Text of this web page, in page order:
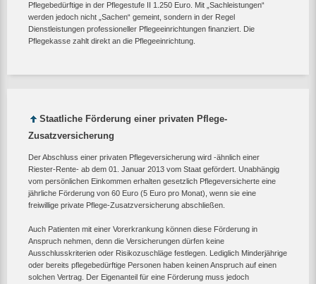
Pflegebedürftige in der Pflegestufe II 1.250 Euro. Mit „Sachleistungen“
werden jedoch nicht „Sachen“ gemeint, sondern in der Regel
Dienstleistungen professioneller Pflegeeinrichtungen finanziert. Die
Pflegekasse zahlt direkt an die Pflegeeinrichtung.
Staatliche Förderung einer privaten Pflege-
Zusatzversicherung
Der Abschluss einer privaten Pflegeversicherung wird -ähnlich einer
Riester-Rente- ab dem 01. Januar 2013 vom Staat gefördert. Unabhängig
vom persönlichen Einkommen erhalten gesetzlich Pflegeversicherte eine
jährliche Förderung von 60 Euro (5 Euro pro Monat), wenn sie eine
freiwillige private Pflege-Zusatzversicherung abschließen.
Auch Patienten mit einer Vorerkrankung können diese Förderung in
Anspruch nehmen, denn die Versicherungen dürfen keine
Ausschlusskriterien oder Risikozuschläge festlegen. Lediglich Minderjährige
oder bereits pflegebedürftige Personen haben keinen Anspruch auf einen
solchen Vertrag. Der Eigenanteil für eine Förderung muss jedoch